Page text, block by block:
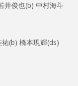
井俊也(b) 中村海斗
(b) 橋本現輝(ds)